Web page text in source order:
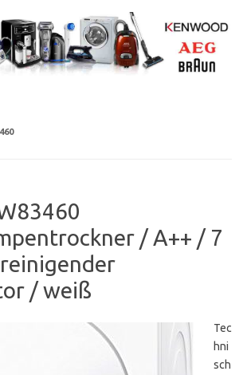
/ A++ / 7
/ weiß
Tec
hni
sch